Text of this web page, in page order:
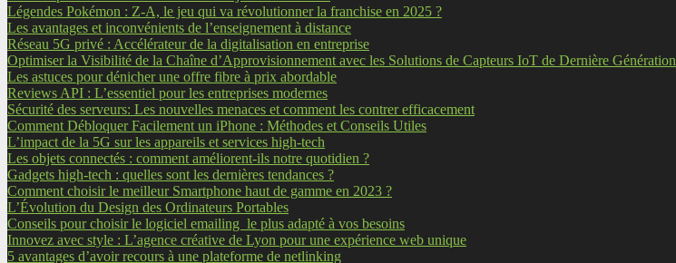
Légendes Pokémon : Z-A, le jeu qui va révolutionner la franchise en 2025 ?
Les avantages et inconvénients de l’enseignement à distance
Réseau 5G privé : Accélérateur de la digitalisation en entreprise
Optimiser la Visibilité de la Chaîne d’Approvisionnement avec les Solutions de Capteurs IoT de Dernière Génération
Les astuces pour dénicher une offre fibre à prix abordable
Reviews API : L’essentiel pour les entreprises modernes
Sécurité des serveurs: Les nouvelles menaces et comment les contrer efficacement
Comment Débloquer Facilement un iPhone : Méthodes et Conseils Utiles
L’impact de la 5G sur les appareils et services high-tech
Les objets connectés : comment améliorent-ils notre quotidien ?
Gadgets high-tech : quelles sont les dernières tendances ?
Comment choisir le meilleur Smartphone haut de gamme en 2023 ?
L’Évolution du Design des Ordinateurs Portables
Conseils pour choisir le logiciel emailing le plus adapté à vos besoins
Innovez avec style : L’agence créative de Lyon pour une expérience web unique
5 avantages d’avoir recours à une plateforme de netlinking